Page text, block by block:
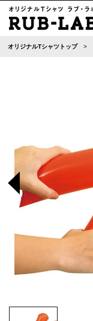
オリジナルTシャツトップ